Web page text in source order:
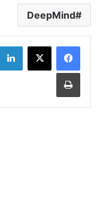
DeepMind
طباعة